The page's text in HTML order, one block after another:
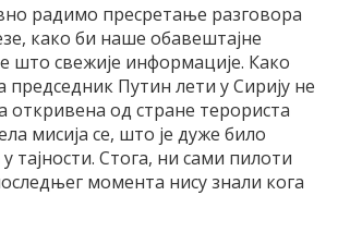
радимо пресретање разговора
како би наше обавештајне
што свежије информације. Како
председник Путин лети у Сирију не
откривена од стране терориста
мисија се, што је дуже било
тајности. Стога, ни сами пилоти
момента нису знали кога